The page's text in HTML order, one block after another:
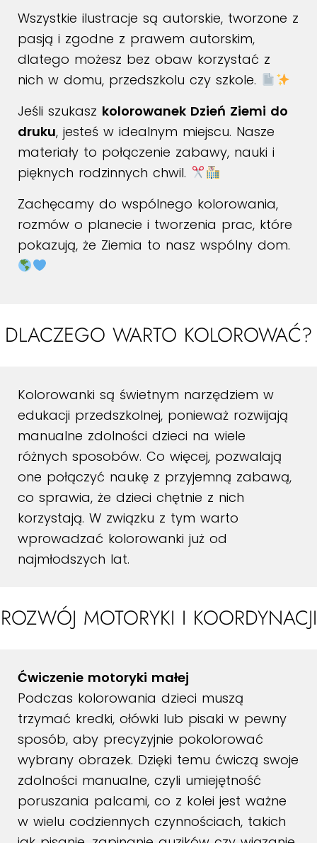
Wszystkie ilustracje są autorskie, tworzone z
pasją i zgodne z prawem autorskim,
dlatego możesz bez obaw korzystać z
nich w domu, przedszkolu czy szkole.
Jeśli szukasz kolorowanek Dzień Ziemi do
druku, jesteś w idealnym miejscu. Nasze
materiały to połączenie zabawy, nauki i
pięknych rodzinnych chwil.
Zachęcamy do wspólnego kolorowania,
rozmów o planecie i tworzenia prac, które
pokazują, że Ziemia to nasz wspólny dom.
DLACZEGO WARTO KOLOROWAĆ?
Kolorowanki są świetnym narzędziem w
edukacji przedszkolnej, ponieważ rozwijają
manualne zdolności dzieci na wiele
różnych sposobów. Co więcej, pozwalają
one połączyć naukę z przyjemną zabawą,
co sprawia, że dzieci chętnie z nich
korzystają. W związku z tym warto
wprowadzać kolorowanki już od
najmłodszych lat.
ROZWÓJ MOTORYKI I KOORDYNACJI
Ćwiczenie motoryki małej
Podczas kolorowania dzieci muszą
trzymać kredki, ołówki lub pisaki w pewny
sposób, aby precyzyjnie pokolorować
wybrany obrazek. Dzięki temu ćwiczą swoje
zdolności manualne, czyli umiejętność
poruszania palcami, co z kolei jest ważne
w wielu codziennych czynnościach, takich